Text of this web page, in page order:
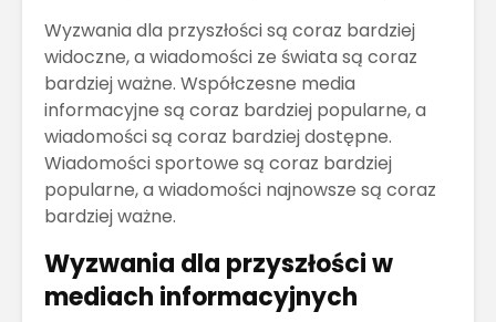
Wyzwania dla przyszłości są coraz bardziej
widoczne, a wiadomości ze świata są coraz
bardziej ważne. Współczesne media
informacyjne są coraz bardziej popularne, a
wiadomości są coraz bardziej dostępne.
Wiadomości sportowe są coraz bardziej
popularne, a wiadomości najnowsze są coraz
bardziej ważne.
Wyzwania dla przyszłości w
mediach informacyjnych